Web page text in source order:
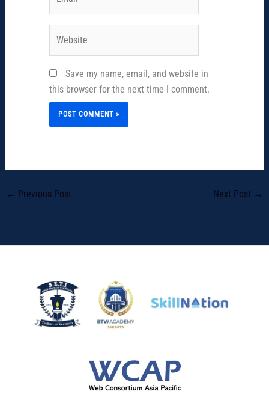
Save my name, email, and website in
this browser for the next time I comment.
← Previous Post Next Post →